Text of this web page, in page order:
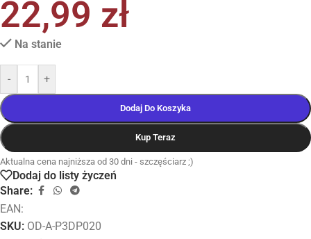
22,99 zł
Na stanie
- +
Dodaj Do Koszyka
Kup Teraz
Aktualna cena najniższa od 30 dni - szczęściarz ;)
Dodaj do listy życzeń
Share:
EAN:
SKU: OD-A-P3DP020